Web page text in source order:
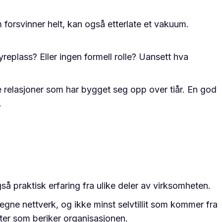
helt, kan også etterlate et vakuum.
Eller ingen formell rolle? Uansett hva
som har bygget seg opp over tiår. En god
praktisk erfaring fra ulike deler av virksomheten.
nettverk, og ikke minst selvtillit som kommer fra
som beriker organisasjonen.